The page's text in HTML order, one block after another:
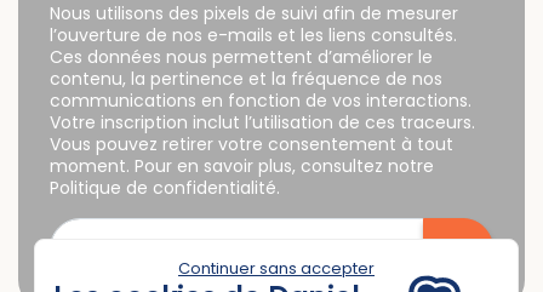
Continuer sans accepter
Nous utilisons des pixels de suivi afin de mesurer
l’ouverture de nos e-mails et les liens consultés.
Ces données nous permettent d’améliorer le
contenu, la pertinence et la fréquence de nos
communications en fonction de vos interactions.
Votre inscription inclut l’utilisation de ces traceurs.
Vous pouvez retirer votre consentement à tout
moment. Pour en savoir plus, consultez notre
Politique de confidentialité.